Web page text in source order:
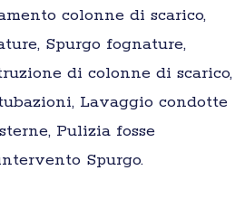
colonne di scarico,
Spurgo fognature,
di colonne di scarico,
Lavaggio condotte
Pulizia fosse
Spurgo.